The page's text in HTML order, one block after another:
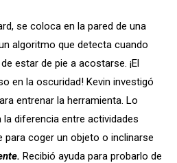
se coloca en la pared de una
algoritmo que detecta cuando
estar de pie a acostarse. ¡El
en la oscuridad! Kevin investigó
entrenar la herramienta. Lo
diferencia entre actividades
coger un objeto o inclinarse
Recibió ayuda para probarlo de